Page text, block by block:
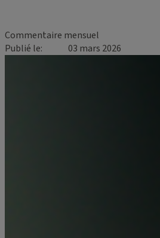
Commentaire mensuel
Publié le
03 mars 2026